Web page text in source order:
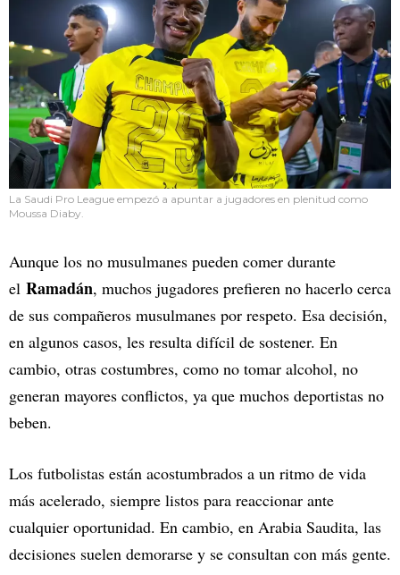
La Saudi Pro League empezó a apuntar a jugadores en plenitud como
Moussa Diaby.
Aunque los no musulmanes pueden comer durante
el Ramadán, muchos jugadores prefieren no hacerlo cerca
de sus compañeros musulmanes por respeto. Esa decisión,
en algunos casos, les resulta difícil de sostener. En
cambio, otras costumbres, como no tomar alcohol, no
generan mayores conflictos, ya que muchos deportistas no
beben.
Los futbolistas están acostumbrados a un ritmo de vida
más acelerado, siempre listos para reaccionar ante
cualquier oportunidad. En cambio, en Arabia Saudita, las
decisiones suelen demorarse y se consultan con más gente.